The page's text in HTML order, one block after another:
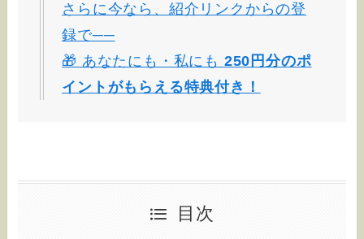
さらに今なら、紹介リンクからの登
録で──
🎁 あなたにも・私にも 250円分のポ
イントがもらえる特典付き！
目次